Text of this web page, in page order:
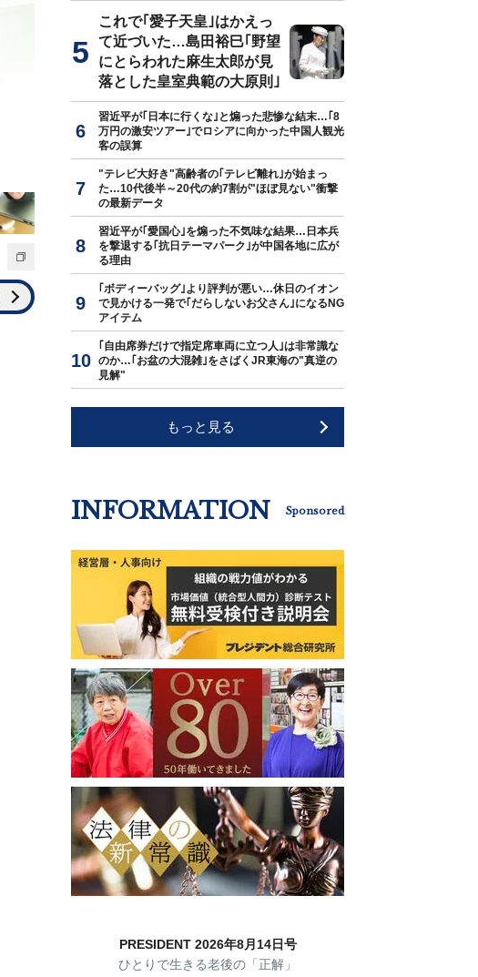
これで｢愛子天皇｣はかえっ
て近づいた…島田裕巳｢野望
にとらわれた麻生太郎が見
落とした皇室典範の大原則｣
習近平が｢日本に行くな｣と煽った悲惨な結末…｢8
万円の激安ツアー｣でロシアに向かった中国人観光
客の誤算
"テレビ大好き"高齢者の｢テレビ離れ｣が始まっ
た…10代後半～20代の約7割が"ほぼ見ない"衝撃
の最新データ
習近平が｢愛国心｣を煽った不気味な結果…日本兵
を撃退する｢抗日テーマパーク｣が中国各地に広が
る理由
｢ボディーバッグ｣より評判が悪い…休日のイオン
で見かける一発で｢だらしないお父さん｣になるNG
アイテム
｢自由席券だけで指定席車両に立つ人｣は非常識な
のか…｢お盆の大混雑｣をさばくJR東海の"真逆の
見解"
もっと見る
INFORMATION Sponsored
PRESIDENT 2026年8月14日号
ひとりで生きる老後の「正解」